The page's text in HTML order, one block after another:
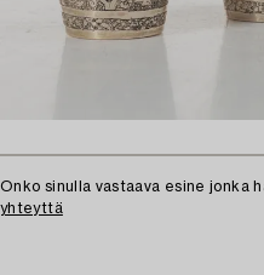
Onko sinulla vastaava esine jonka
yhteyttä